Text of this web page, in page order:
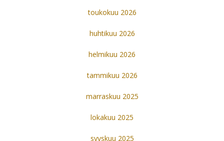
toukokuu 2026
huhtikuu 2026
helmikuu 2026
tammikuu 2026
marraskuu 2025
lokakuu 2025
syyskuu 2025